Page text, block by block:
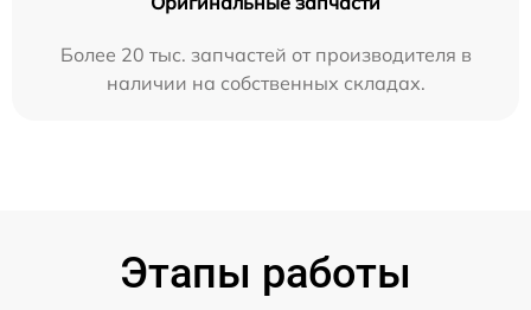
Более 20 тыс. запчастей от производителя в
наличии на собственных складах.
Этапы работы